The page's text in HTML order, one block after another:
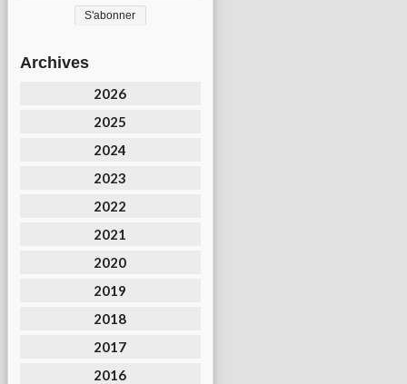
Archives
2026
2025
2024
2023
2022
2021
2020
2019
2018
2017
2016